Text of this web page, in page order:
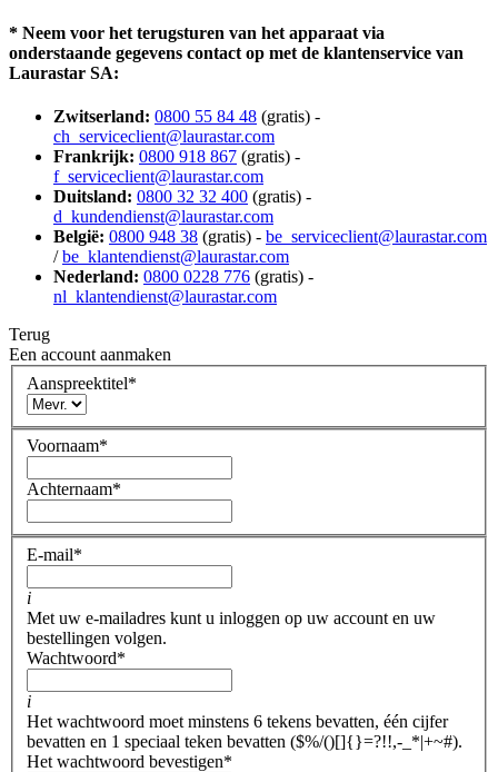
* Neem voor het terugsturen van het apparaat via
onderstaande gegevens contact op met de klantenservice van
Laurastar SA:
Zwitserland: 0800 55 84 48 (gratis) -
ch_serviceclient@laurastar.com
Frankrijk: 0800 918 867 (gratis) -
f_serviceclient@laurastar.com
Duitsland: 0800 32 32 400 (gratis) -
d_kundendienst@laurastar.com
België: 0800 948 38 (gratis) - be_serviceclient@laurastar.com
/be_klantendienst@laurastar.com
Nederland: 0800 0228 776 (gratis) -
nl_klantendienst@laurastar.com
Terug
Een account aanmaken
Aanspreektitel*
Voornaam*
Achternaam*
E-mail*
i
Met uw e-mailadres kunt u inloggen op uw account en uw
bestellingen volgen.
Wachtwoord*
i
Het wachtwoord moet minstens 6 tekens bevatten, één cijfer
bevatten en 1 speciaal teken bevatten ($%/()[]{}=?!!,-_*|+~#).
Het wachtwoord bevestigen*